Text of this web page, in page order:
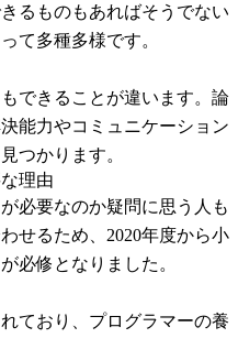
るものもあればそうでない
て多種多様です。
できることが違います。論
能力やコミュニケーション
つかります。
理由
必要なのか疑問に思う人も
せるため、2020年度から小
必修となりました。
ており、プログラマーの養